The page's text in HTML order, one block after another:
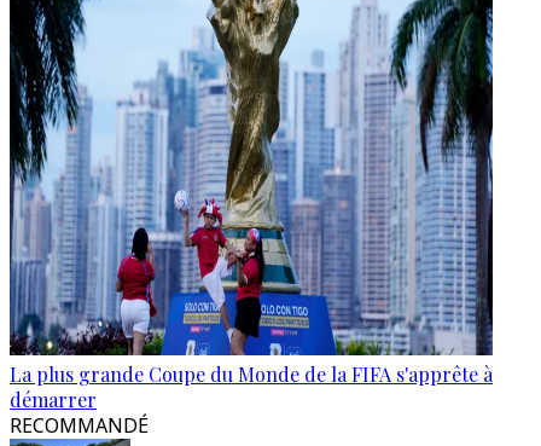
La plus grande Coupe du Monde de la FIFA s'apprête à
démarrer
RECOMMANDÉ